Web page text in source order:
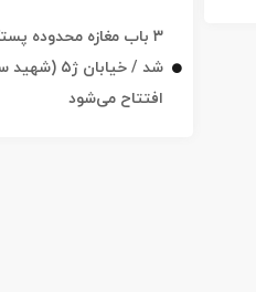
۳ باب مغازه محدوده
شد / خیابان
افتتاح می‌شود